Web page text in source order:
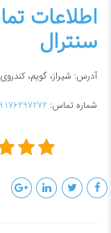
اطلاعات
سنترال
آدرس: شیراز، گویم، کندروی
شماره تماس: